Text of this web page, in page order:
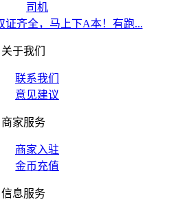
司机
证齐全，马上下A本！有跑...
关于我们
联系我们
意见建议
商家服务
商家入驻
金币充值
信息服务